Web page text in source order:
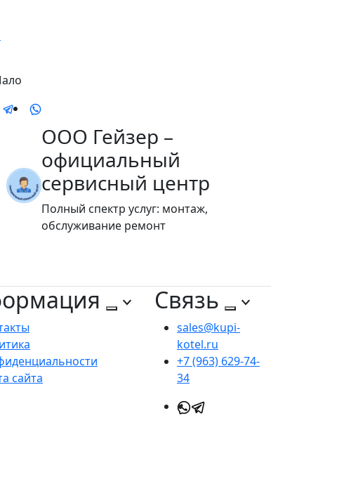
ООО Гейзер –
официальный
сервисный центр
Полный спектр услуг: монтаж,
обслуживание ремонт
сайта
Связь
sales@kupi-
kotel.ru
+7 (963) 629-74-
34